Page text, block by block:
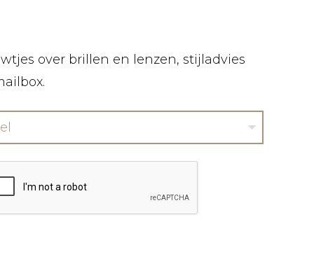
over brillen en lenzen, stijladvies